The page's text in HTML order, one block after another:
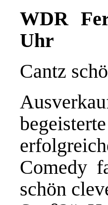
WDR
Uhr
Cantz
Comedy
schön